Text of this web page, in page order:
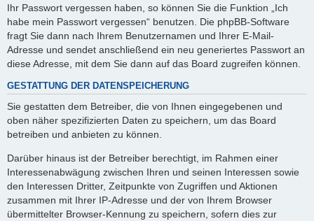
Ihr Passwort vergessen haben, so können Sie die Funktion „Ich
habe mein Passwort vergessen“ benutzen. Die phpBB-Software
fragt Sie dann nach Ihrem Benutzernamen und Ihrer E-Mail-
Adresse und sendet anschließend ein neu generiertes Passwort an
diese Adresse, mit dem Sie dann auf das Board zugreifen können.
GESTATTUNG DER DATENSPEICHERUNG
Sie gestatten dem Betreiber, die von Ihnen eingegebenen und
oben näher spezifizierten Daten zu speichern, um das Board
betreiben und anbieten zu können.
Darüber hinaus ist der Betreiber berechtigt, im Rahmen einer
Interessenabwägung zwischen Ihren und seinen Interessen sowie
den Interessen Dritter, Zeitpunkte von Zugriffen und Aktionen
zusammen mit Ihrer IP-Adresse und der von Ihrem Browser
übermittelter Browser-Kennung zu speichern, sofern dies zur